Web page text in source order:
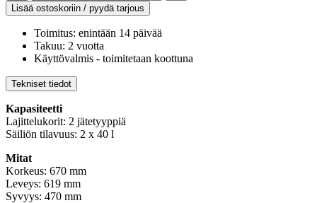
Lisää ostoskoriin / pyydä tarjous
Toimitus: enintään 14 päivää
Takuu: 2 vuotta
Käyttövalmis - toimitetaan koottuna
Tekniset tiedot
Kapasiteetti
Lajittelukorit: 2 jätetyyppiä
Säiliön tilavuus: 2 x 40 l
Mitat
Korkeus: 670 mm
Leveys: 619 mm
Syvyys: 470 mm